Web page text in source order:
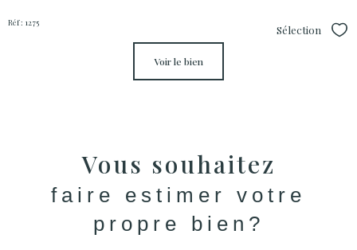
Réf : 1275
Sélection
voir le bien
Vous souhaitez
faire estimer votre
propre bien?